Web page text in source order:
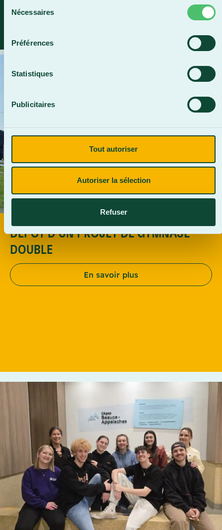
Nécessaires
Préférences
Statistiques
Publicitaires
Tout autoriser
Autoriser la sélection
Refuser
DÉPÔT D'UN PROJET DE GYMNASE
DOUBLE
En savoir plus